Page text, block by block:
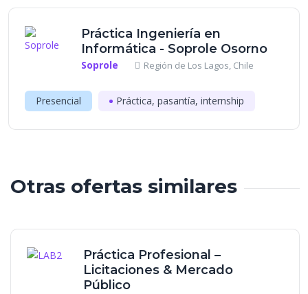
Práctica Ingeniería en
Informática - Soprole Osorno
Soprole Región de Los Lagos, Chile
Presencial Práctica, pasantía, internship
Otras ofertas similares
Práctica Profesional –
Licitaciones & Mercado
Público